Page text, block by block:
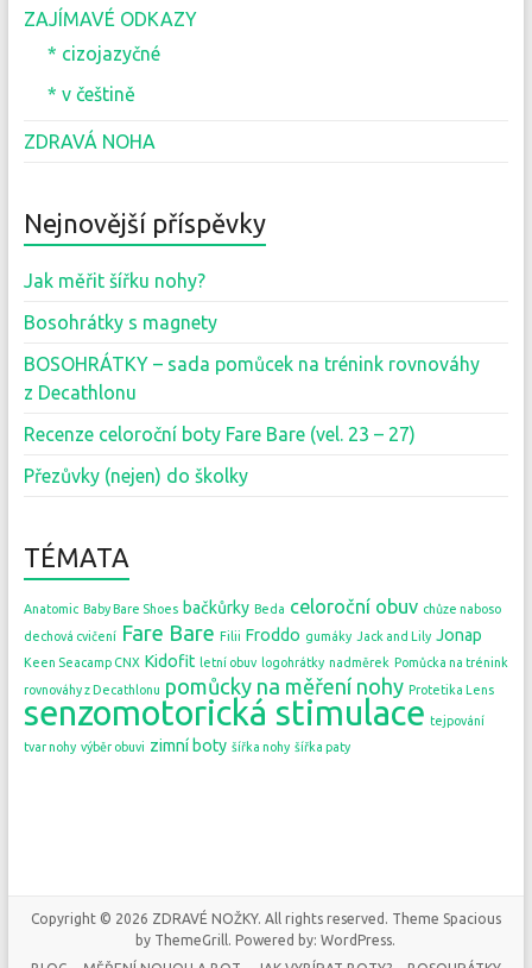
ZAJÍMAVÉ ODKAZY
* cizojazyčné
* v češtině
ZDRAVÁ NOHA
Nejnovější příspěvky
Jak měřit šířku nohy?
Bosohrátky s magnety
BOSOHRÁTKY – sada pomůcek na trénink rovnováhy
z Decathlonu
Recenze celoroční boty Fare Bare (vel. 23 – 27)
Přezůvky (nejen) do školky
TÉMATA
Anatomic Baby Bare Shoes bačkůrky Beda celoroční obuv chůze naboso
dechová cvičení Fare Bare Filii Froddo gumáky Jack and Lily Jonap
Keen Seacamp CNX Kidofit letní obuv logohrátky nadměrek Pomůcka na trénink
rovnováhy z Decathlonu pomůcky na měření nohy Protetika Lens
senzomotorická stimulace tejpování
tvar nohy výběr obuvi zimní boty šířka nohy šířka paty
Copyright © 2026 ZDRAVÉ NOŽKY. All rights reserved. Theme Spacious
by ThemeGrill. Powered by:WordPress.